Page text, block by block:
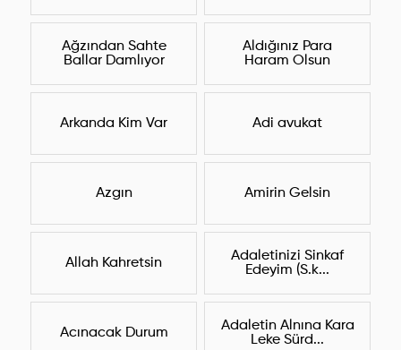
Ağzından Sahte
Ballar Damlıyor
Aldığınız Para
Haram Olsun
Arkanda Kim Var Adi avukat
Azgın Amirin Gelsin
Allah Kahretsin
Adaletinizi Sinkaf
Edeyim (S.k...
Acınacak Durum
Adaletin Alnına Kara
Leke Sürd...